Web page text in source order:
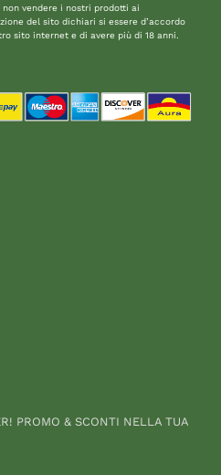
vendere i nostri prodotti ai
del sito dichiari si essere d’accordo
sito internet e di avere più di 18 anni.
PROMO & SCONTI NELLA TUA